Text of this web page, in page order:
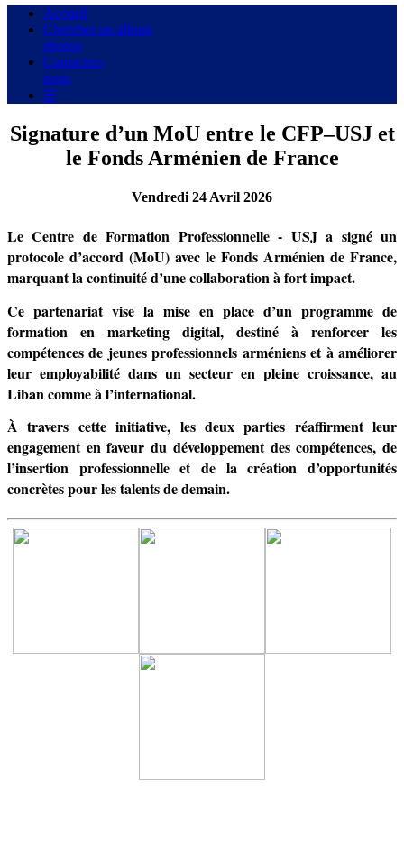
Accueil
Chercher un album
photos
Contactez-
nous
☰
Signature d’un MoU entre le CFP–USJ et
le Fonds Arménien de France
Vendredi 24 Avril 2026
Le Centre de Formation Professionnelle - USJ a signé un
protocole d’accord (MoU) avec le Fonds Arménien de France,
marquant la continuité d’une collaboration à fort impact.
Ce partenariat vise la mise en place d’un programme de
formation en marketing digital, destiné à renforcer les
compétences de jeunes professionnels arméniens et à améliorer
leur employabilité dans un secteur en pleine croissance, au
Liban comme à l’international.
À travers cette initiative, les deux parties réaffirment leur
engagement en faveur du développement des compétences, de
l’insertion professionnelle et de la création d’opportunités
concrètes pour les talents de demain.